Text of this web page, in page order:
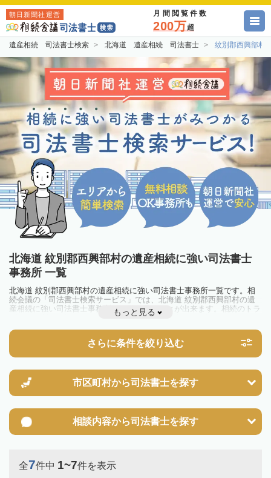
朝日新聞社運営 月間閲覧件数
200万超
遺産相続 司法書士検索 北海道 遺産相続 司法書士 紋別郡西興部
北海道 紋別郡西興部村の遺産相続に強い司法書士
事務所 一覧
北海道 紋別郡西興部村の遺産相続に強い司法書士事務所一覧です。相
続会議の「司法書士検索サービス」では、北海道 紋別郡西興部村の遺
産相続に強い司法書士事務所を一覧で見ることが出来ます。相続のトラ
ブルやお悩みを抱えている方は一度近隣の司法書士に相談してみましょ
もっと見る
さらに条件を絞り込む
市区町村から司法書士を探す
相談内容から司法書士を探す
全7件中 1~7件を表示